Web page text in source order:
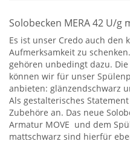
Solobecken MERA 42 U/g
Es ist unser Credo auch den
Aufmerksamkeit zu
gehören unbedingt dazu.
können wir für unser
anbieten: glänzendschwarz
Als gestalterisches
Zubehöre an. Das neue
Armatur MOVE und dem
mattschwarz sind hierfür